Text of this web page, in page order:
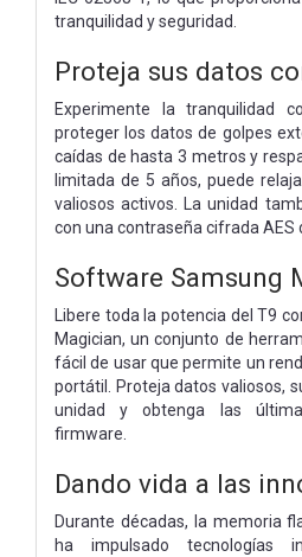
tranquilidad y seguridad.
Proteja sus datos
Experimente la tranquilidad
proteger los datos de golpes
caídas de hasta 3 metros y
limitada de 5 años, puede
valiosos activos. La unidad
con una contraseña cifrada AES
Software Samsung
Libere toda la potencia del T9
Magician, un conjunto de
fácil de usar que permite un
portátil. Proteja datos valiosos,
unidad y obtenga las
firmware.
Dando vida a las
Durante décadas, la memoria
ha impulsado tecnologías